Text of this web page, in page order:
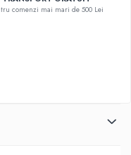
comenzi mai mari de 500 Lei